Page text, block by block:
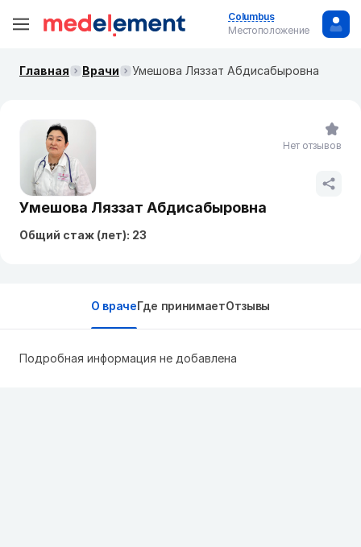
Columbus
Местоположение
Главная Врачи Умешова Ляззат Абдисабыровна
Умешова Ляззат Абдисабыровна
Общий стаж (лет): 23
Нет отзывов
О врачеГде принимаетОтзывы
Подробная информация не добавлена